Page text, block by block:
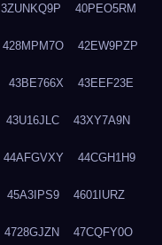
3ZUNKQ9P 40PEO5RM
428MPM7O 42EW9PZP
43BE766X 43EEF23E
43U16JLC 43XY7A9N
44AFGVXY 44CGH1H9
45A3IPS9 4601IURZ
4728GJZN 47CQFY0O